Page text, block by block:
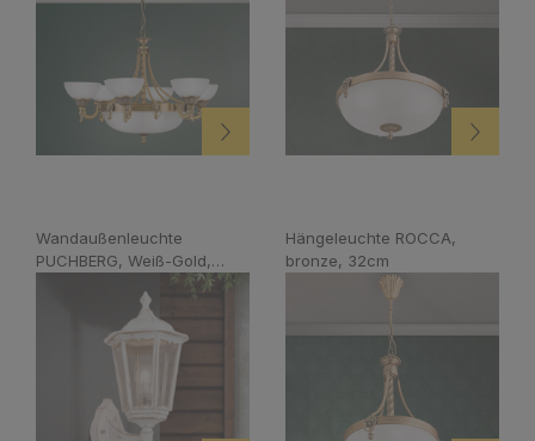
Wandaußenleuchte
PUCHBERG, Weiß-Gold,
Hängeleuchte ROCCA,
bronze, 32cm